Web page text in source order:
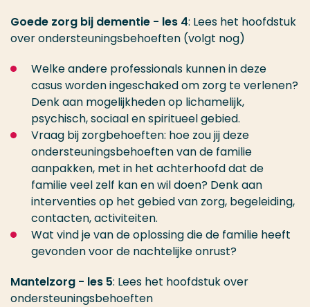
Goede zorg bij dementie - les 4: Lees het hoofdstuk
over ondersteuningsbehoeften (volgt nog)
Welke andere professionals kunnen in deze
casus worden ingeschaked om zorg te verlenen?
Denk aan mogelijkheden op lichamelijk,
psychisch, sociaal en spiritueel gebied.
Vraag bij zorgbehoeften: hoe zou jij deze
ondersteuningsbehoeften van de familie
aanpakken, met in het achterhoofd dat de
familie veel zelf kan en wil doen? Denk aan
interventies op het gebied van zorg, begeleiding,
contacten, activiteiten.
Wat vind je van de oplossing die de familie heeft
gevonden voor de nachtelijke onrust?
Mantelzorg - les 5: Lees het hoofdstuk over
ondersteuningsbehoeften